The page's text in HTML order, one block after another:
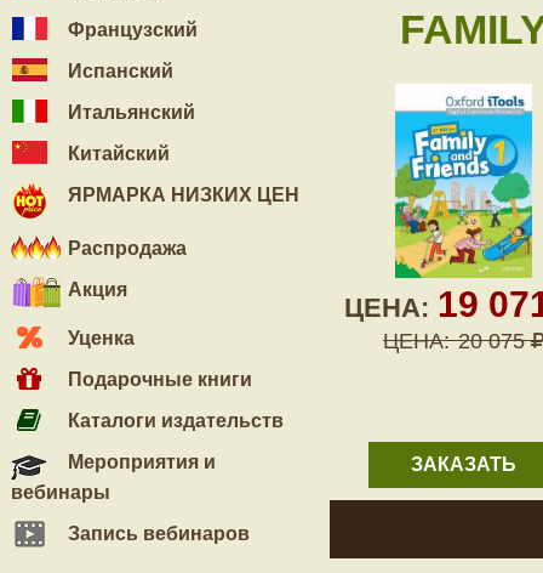
Французский
Испанский
Итальянский
Китайский
ЯРМАРКА НИЗКИХ ЦЕН
Распродажа
Акция
Уценка
Подарочные книги
Каталоги издательств
Мероприятия и
вебинары
Запись вебинаров
ЦЕНА: 19
ЦЕНА: 20 075
ЗАКАЗАТЬ